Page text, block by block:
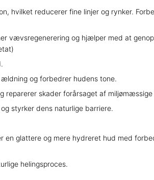
hvilket reducerer fine linjer og rynker.
vævsregenerering og hjælper med at
og forbedrer hudens tone.
reparerer skader forårsaget af miljømæssige
styrker dens naturlige barriere.
glattere og mere hydreret hud med
helingsproces.